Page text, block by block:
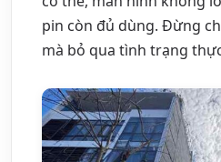
pin còn đủ dùng. Đừng
mà bỏ qua tình trạng